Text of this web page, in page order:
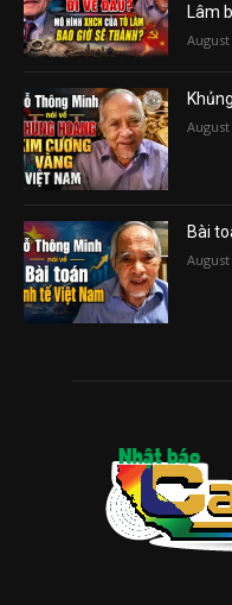
Lâm
August
August
Bài
August